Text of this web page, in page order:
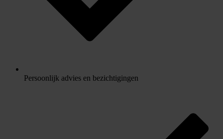
Persoonlijk advies en bezichtigingen